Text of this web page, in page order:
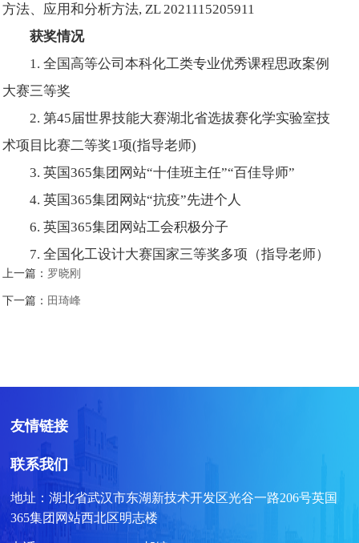
方法、应用和分析方法, ZL 2021115205911
获奖情况
1. 全国高等公司本科化工类专业优秀课程思政案例
大赛三等奖
2. 第45届世界技能大赛湖北省选拔赛化学实验室技
术项目比赛二等奖1项(指导老师)
3. 英国365集团网站“十佳班主任”“百佳导师”
4. 英国365集团网站“抗疫”先进个人
6. 英国365集团网站工会积极分子
7. 全国化工设计大赛国家三等奖多项（指导老师）
上一篇： 罗晓刚
下一篇： 田琦峰
友情链接
联系我们
地址：湖北省武汉市东湖新技术开发区光谷一路206号英国
365集团网站西北区明志楼